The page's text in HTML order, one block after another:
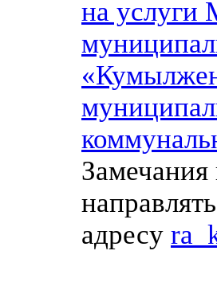
на услуги
адресу